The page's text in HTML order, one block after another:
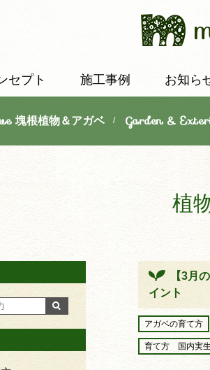
セプト 施工事例 お知ら
塊根植物＆アガベ/Garden &
植
【3月
イント
アガベの育て方
育て方 国内実